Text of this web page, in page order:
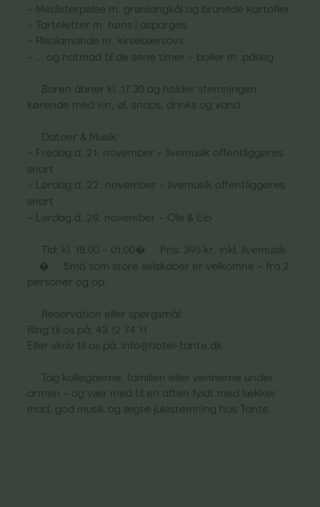
– Medisterpølse m. grønlangkål og brunede kartofler
– Tarteletter m. høns i asparges
– Risalamande m. kirsebærsovs
– … og natmad til de sene timer – boller m. pålæg
Baren åbner kl. 17.30 og holder stemningen
kørende med vin, øl, snaps, drinks og vand.
Datoer & Musik:
– Fredag d. 21. november – livemusik offentliggøres
snart
– Lørdag d. 22. november – livemusik offentliggøres
snart
– Lørdag d. 29. november – Ole & Elo
Tid: kl. 18.00 – 01.00�
Pris: 395 kr. inkl. livemusik
�
Små som store selskaber er velkomne – fra 2
personer og op.
Reservation eller spørgsmål:
Ring til os på: 43 12 74 11
Eller skriv til os på: info@hotel-tante.dk
Tag kollegaerne, familien eller vennerne under
armen – og vær med til en aften fyldt med lækker
mad, god musik og ægte julestemning hos Tante.